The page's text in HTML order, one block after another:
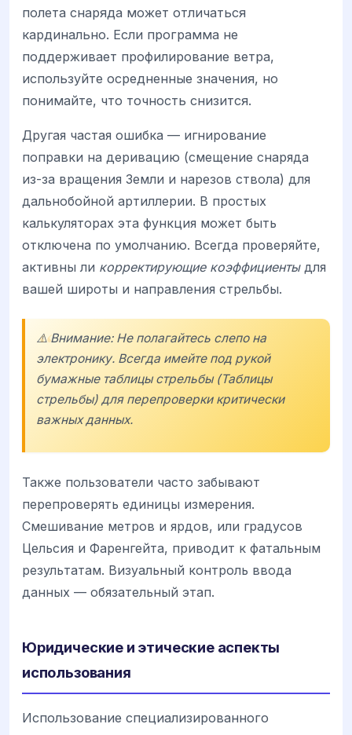
полета снаряда может отличаться
кардинально. Если программа не
поддерживает профилирование ветра,
используйте осредненные значения, но
понимайте, что точность снизится.
Другая частая ошибка — игнирование
поправки на деривацию (смещение снаряда
из-за вращения Земли и нарезов ствола) для
дальнобойной артиллерии. В простых
калькуляторах эта функция может быть
отключена по умолчанию. Всегда проверяйте,
активны ли корректирующие коэффициентыдля
вашей широты и направления стрельбы.
⚠️ Внимание: Не полагайтесь слепо на
электронику. Всегда имейте под рукой
бумажные таблицы стрельбы (Таблицы
стрельбы) для перепроверки критически
важных данных.
Также пользователи часто забывают
перепроверять единицы измерения.
Смешивание метров и ярдов, или градусов
Цельсия и Фаренгейта, приводит к фатальным
результатам. Визуальный контроль ввода
данных — обязательный этап.
Юридические и этические аспекты
использования
Использование специализированного